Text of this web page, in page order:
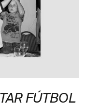
FÚTBOL